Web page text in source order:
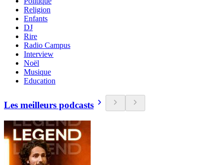
Religion
Enfants
DJ
Rire
Radio Campus
Interview
Noël
Musique
Education
Les meilleurs podcasts